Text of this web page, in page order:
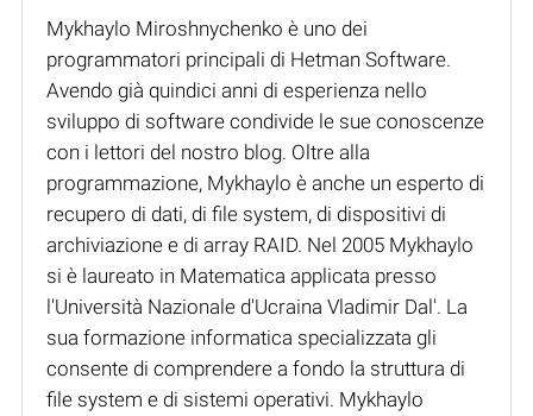
Mykhaylo Miroshnychenko è uno dei
programmatori principali di Hetman Software.
Avendo già quindici anni di esperienza nello
sviluppo di software condivide le sue conoscenze
con i lettori del nostro blog. Oltre alla
programmazione, Mykhaylo è anche un esperto di
recupero di dati, di file system, di dispositivi di
archiviazione e di array RAID. Nel 2005 Mykhaylo
si è laureato in Matematica applicata presso
l'Università Nazionale d'Ucraina Vladimir Dal'. La
sua formazione informatica specializzata gli
consente di comprendere a fondo la struttura di
file system e di sistemi operativi. Mykhaylo